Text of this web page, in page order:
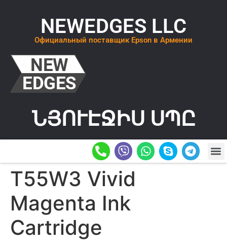
NEWEDGES LLC
Официальный поставщик Epson в Армении
ՆՅՈՒԷՋԻՍ ՍՊԸ
T55W3 Vivid
Magenta Ink
Cartridge